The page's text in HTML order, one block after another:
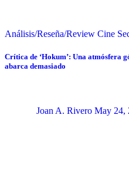
Análisis/Reseña/Review Cine
Crítica de ‘Hokum’: Una atmósfera
abarca demasiado
Joan A. Rivero May 24,